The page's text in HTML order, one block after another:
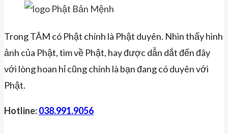
Trong TÂM có Phật chính là Phật duyên. Nhìn thấy hình
ảnh của Phật, tìm về Phật, hay được dẫn dắt đến đây
với lòng hoan hỉ cũng chính là bạn đang có duyên với
Phật.
Hotline:038.991.9056